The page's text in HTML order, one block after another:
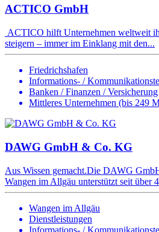
ACTICO GmbH
ACTICO hilft Unternehmen weltweit
steigern – immer im Einklang mit den...
Friedrichshafen
Informations- /
Banken / Finanzen / Versicherung
Mittleres Unternehmen (bis 249
DAWG GmbH & Co. KG
Aus Wissen gemacht.Die DAWG
Wangen im Allgäu unterstützt seit über
Wangen im Allgäu
Dienstleistungen
Informations- /